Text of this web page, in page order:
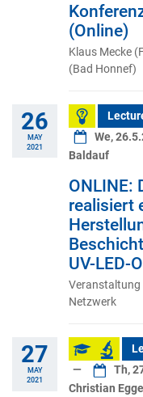
(Online)
Klaus Mecke
(Bad Honnef)
26
MAY
2021
We,
Baldauf
ONLINE:
realisiert
UV-LED-
Veranstaltung
Netzwerk
27
MAY
2021
—
Th,
Christian